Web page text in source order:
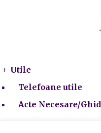
Utile
Telefoane utile
Acte Necesare/Ghid